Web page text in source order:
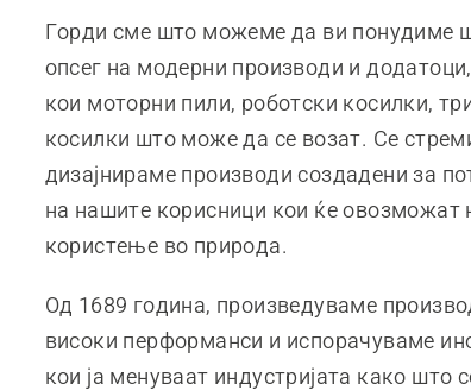
Горди сме што можеме да ви понудиме
опсег на модерни производи и
кои моторни пили, роботски косилки,
косилки што може да се возат. Се
дизајнираме производи создадени за
на нашите корисници кои ќе овозможат
користење во природа.
Од 1689 година, произведуваме
високи перформанси и испорачуваме
кои ја менуваат индустријата како што